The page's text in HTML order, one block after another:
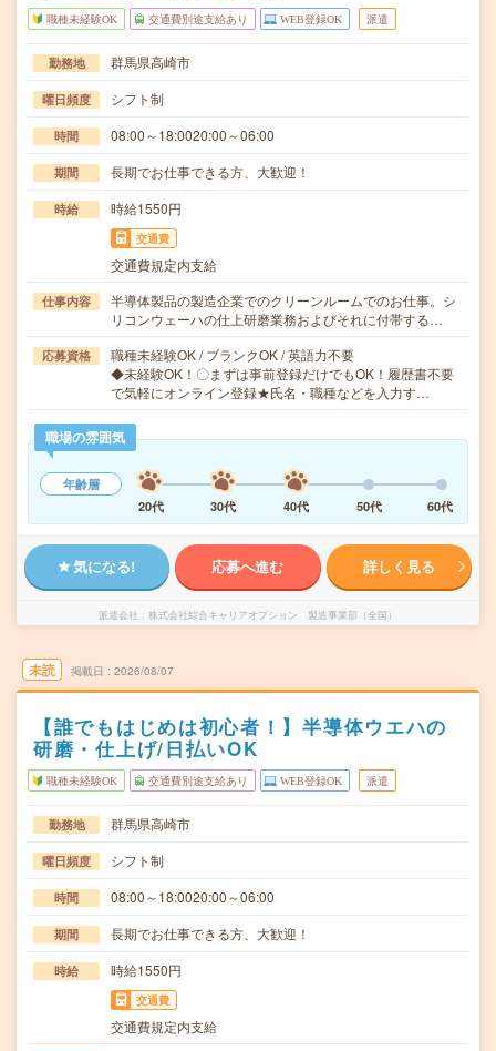
職種未経験OK 交通費別途支給あり WEB登録OK 派遣
勤務地 群馬県高崎市
曜日頻度 シフト制
時間 08:00～18:0020:00～06:00
期間 長期でお仕事できる方、大歓迎！
時給 時給1550円
交通費
交通費規定内支給
仕事内容
半導体製品の製造企業でのクリーンルームでのお仕事。シ
リコンウェーハの仕上研磨業務およびそれに付帯する…
応募資格
職種未経験OK / ブランクOK / 英語力不要
◆未経験OK！〇まずは事前登録だけでもOK！履歴書不要
で気軽にオンライン登録★氏名・職種などを入力す…
職場の雰囲気
年齢層
20代
30代 40代 50代 60代
気になる! 応募へ進む 詳しく見る
派遣会社 株式会社綜合キャリアオプション 製造事業部（全国）
未読 掲載日 2026/08/07
【誰でもはじめは初心者！】半導体ウエハの
研磨・仕上げ/日払いOK
職種未経験OK 交通費別途支給あり WEB登録OK 派遣
勤務地 群馬県高崎市
曜日頻度 シフト制
時間 08:00～18:0020:00～06:00
期間 長期でお仕事できる方、大歓迎！
時給 時給1550円
交通費
交通費規定内支給